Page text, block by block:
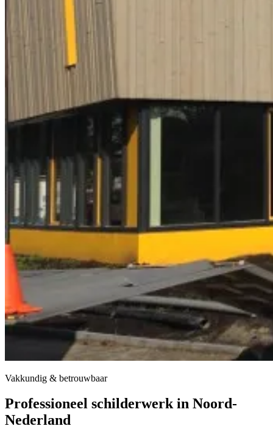
Vakkundig & betrouwbaar
Professioneel schilderwerk in Noord-
Nederland